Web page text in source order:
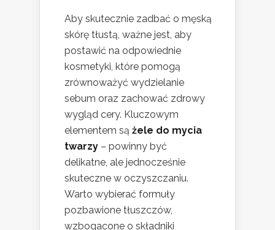
Aby skutecznie zadbać o męską
skórę tłustą, ważne jest, aby
postawić na odpowiednie
kosmetyki, które pomogą
zrównoważyć wydzielanie
sebum oraz zachować zdrowy
wygląd cery. Kluczowym
elementem są żele do mycia
twarzy – powinny być
delikatne, ale jednocześnie
skuteczne w oczyszczaniu.
Warto wybierać formuły
pozbawione tłuszczów,
wzbogacone o składniki